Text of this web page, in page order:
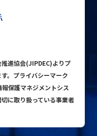
ー
進協会(JIPDEC)よりプ
。プライバシーマーク
保護マネジメントシス
に取り扱っている事業者